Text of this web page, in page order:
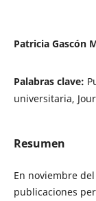
Patricia Gascón
Palabras clave:
universitaria,
Resumen
En noviembre
publicaciones